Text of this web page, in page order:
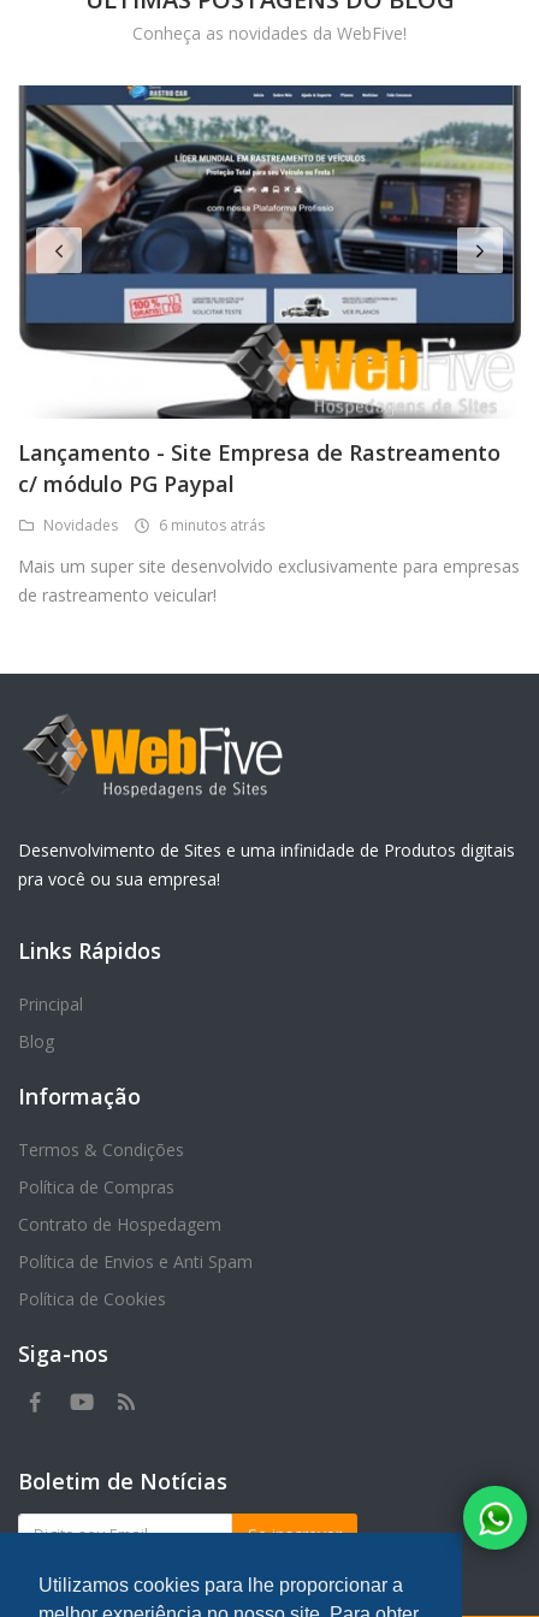
Utilizamos cookies para lhe proporcionar a
Conheça as novidades da WebFive!
Lançamento - Site Empresa de Rastreamento
c/ módulo PG Paypal
Novidades 6 minutos atrás
Mais um super site desenvolvido exclusivamente para empresas
de rastreamento veicular!
Desenvolvimento de Sites e uma infinidade de Produtos digitais
pra você ou sua empresa!
Links Rápidos
Principal
Blog
Informação
Termos & Condições
Política de Compras
Contrato de Hospedagem
Política de Envios e Anti Spam
Política de Cookies
Siga-nos
Boletim de Notícias
Se inscrever